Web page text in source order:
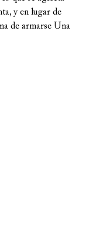
y en lugar de
de armarse Una